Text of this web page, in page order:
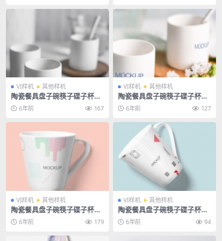
VI样机 其他样机
陶瓷餐具盘子碗筷子碟子杯子
餐厅餐饮酒店饭店样机
6年前 167
VI样机 其他样机
陶瓷餐具盘子碗筷子碟子杯子
餐厅餐饮酒店饭店样机
6年前 127
VI样机 其他样机
陶瓷餐具盘子碗筷子碟子杯子
餐厅餐饮酒店饭店样机
6年前 179
VI样机 其他样机
陶瓷餐具盘子碗筷子碟子杯子
餐厅餐饮酒店饭店样机
6年前 94